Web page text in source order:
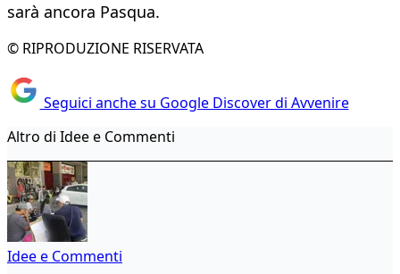
sarà ancora Pasqua.
© RIPRODUZIONE RISERVATA
Seguici anche su Google Discover di Avvenire
Altro di Idee e Commenti
Idee e Commenti